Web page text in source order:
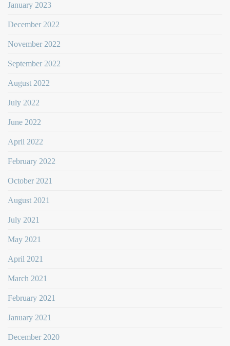
January 2023
December 2022
November 2022
September 2022
August 2022
July 2022
June 2022
April 2022
February 2022
October 2021
August 2021
July 2021
May 2021
April 2021
March 2021
February 2021
January 2021
December 2020